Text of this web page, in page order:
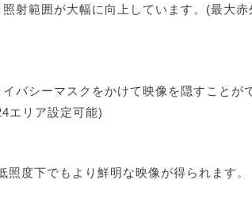
射範囲が大幅に向上しています。(最大赤
バシーマスクをかけて映像を隠すことが
エリア設定可能)
度下でもより鮮明な映像が得られます。